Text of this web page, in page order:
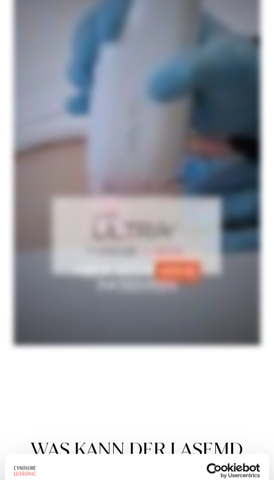
WAS KANN DER LASEMD